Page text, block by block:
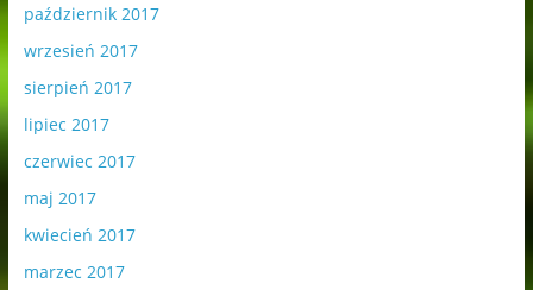
październik 2017
wrzesień 2017
sierpień 2017
lipiec 2017
czerwiec 2017
maj 2017
kwiecień 2017
marzec 2017